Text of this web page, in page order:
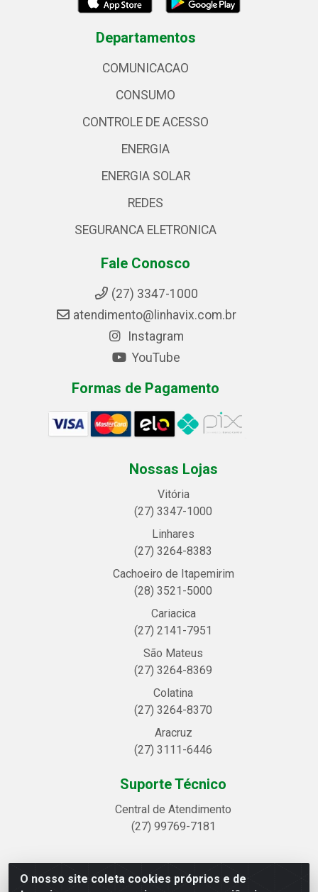
O nosso site coleta cookies próprios e de
Departamentos
COMUNICACAO
CONSUMO
CONTROLE DE ACESSO
ENERGIA
ENERGIA SOLAR
REDES
SEGURANCA ELETRONICA
Fale Conosco
(27) 3347-1000
atendimento@linhavix.com.br
Instagram
YouTube
Formas de Pagamento
Nossas Lojas
Vitória
(27) 3347-1000
Linhares
(27) 3264-8383
Cachoeiro de Itapemirim
(28) 3521-5000
Cariacica
(27) 2141-7951
São Mateus
(27) 3264-8369
Colatina
(27) 3264-8370
Aracruz
(27) 3111-6446
Suporte Técnico
Central de Atendimento
(27) 99769-7181
Linhavix Distribuidora LTDA - Avenida Alegre, 2521 -